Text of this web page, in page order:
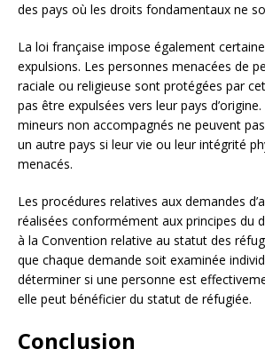
des pays où les droits fondamentaux ne
La loi française impose également
expulsions. Les personnes menacées de
raciale ou religieuse sont protégées par
pas être expulsées vers leur pays
mineurs non accompagnés ne peuvent
un autre pays si leur vie ou leur intégrité
menacés.
Les procédures relatives aux demandes
réalisées conformément aux principes du
à la Convention relative au statut des
que chaque demande soit examinée
déterminer si une personne est
elle peut bénéficier du statut de réfugiée.
Conclusion